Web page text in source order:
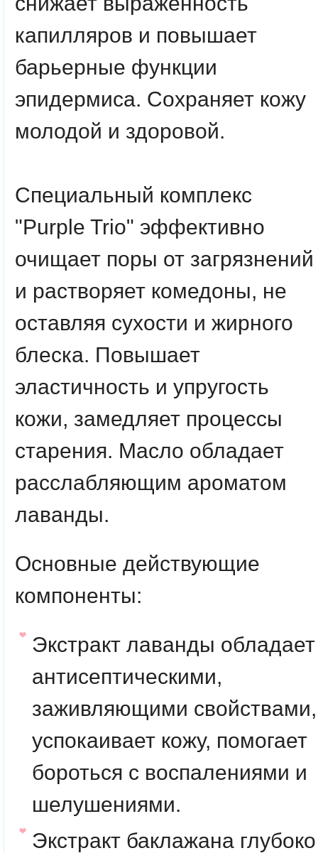
капилляров и повышает
барьерные функции
эпидермиса. Сохраняет кожу
молодой и здоровой.
Специальный комплекс
"Purple Trio" эффективно
очищает поры от загрязнений
и растворяет комедоны, не
оставляя сухости и жирного
блеска. Повышает
эластичность и упругость
кожи, замедляет процессы
старения. Масло обладает
расслабляющим ароматом
лаванды.
Основные действующие
компоненты:
Экстракт лаванды обладает
антисептическими,
заживляющими свойствами,
успокаивает кожу, помогает
бороться с воспалениями и
шелушениями.
Экстракт баклажана глубоко